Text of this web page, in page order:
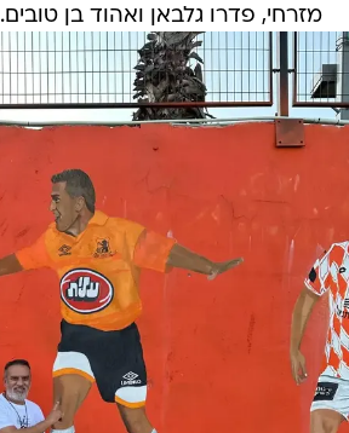
מזרחי, פדרו גלבאן ואהוד בן טובים.